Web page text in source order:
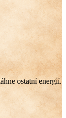
ostatní energií.